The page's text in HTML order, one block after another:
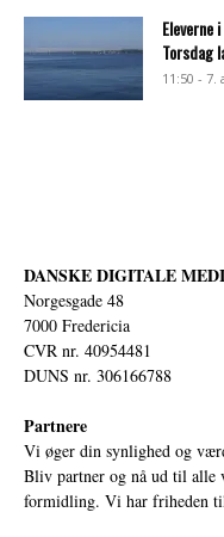
Torsdag
11:50 - 7.
DANSKE DIGITALE
Norgesgade 48
7000 Fredericia
CVR nr. 40954481
DUNS nr. 306166788
Partnere
Vi øger din synlighed og
Bliv partner og nå ud til alle
formidling. Vi har friheden